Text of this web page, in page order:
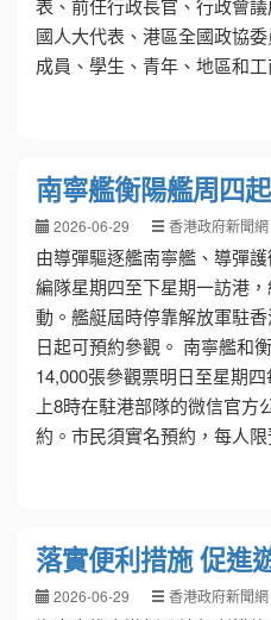
表、前任行政長官、行政會
國人大代表、港區全國政協
成員、學生、青年、地區和工
南寧艦衡陽艦周四
2026-06-29 香港政府新聞網
由導彈驅逐艦南寧艦、導彈
編隊星期四至下星期一訪港
動。艦艇屆時停靠解放軍駐
日起可預約參觀。 南寧艦和
14,000張參觀票明日至星期
上8時在駐港部隊的微信官
約。市民須實名預約，每人
落實便利措施 促進
2026-06-29 香港政府新聞網